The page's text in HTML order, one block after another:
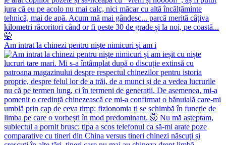
Am intrat la chinezi pentru niște nimicuri și am i